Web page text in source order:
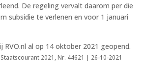
De regeling vervalt daarom per die
subsidie te verlenen en voor 1 januari
al op 14 oktober 2021 geopend.
2021, Nr. 44621 | 26-10-2021